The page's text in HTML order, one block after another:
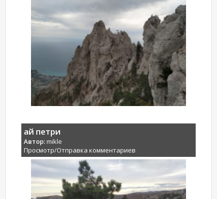
ай петри
Автор:mikle
Просмотр/Отправка комментариев